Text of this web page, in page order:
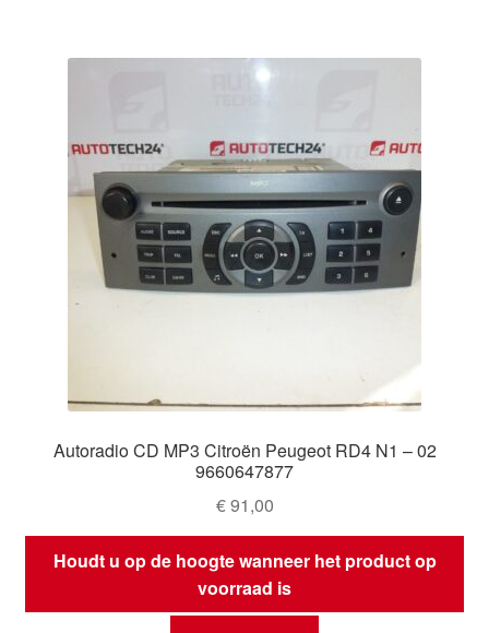
Autoradio CD MP3 Citroën Peugeot RD4 N1 – 02
9660647877
€91,00
Houdt u op de hoogte wanneer het product op
voorraad is